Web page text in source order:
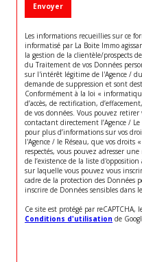
Envoyer
Les informations recueillies sur ce
informatisé par La Boite Immo
la gestion de la clientèle/prospects
du Traitement de vos Données
sur l'intérêt légitime de l'Agence /
demande de suppression et sont
Conformément à la loi «
d’accès, de rectification,
de vos données. Vous pouvez
contactant directement l’Agence /
pour plus d’informations sur vos
l'Agence / le Réseau, que vos
respectés, vous pouvez adresser
de l’existence de la liste
sur laquelle vous pouvez vous
cadre de la protection des Données
inscrire de Données sensibles dans
Ce site est protégé par reCAPTCHA,
Conditions d'utilisation de